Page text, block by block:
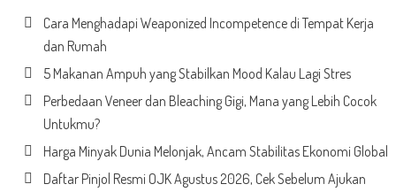
Cara Menghadapi Weaponized Incompetence di Tempat Kerja
dan Rumah
5 Makanan Ampuh yang Stabilkan Mood Kalau Lagi Stres
Perbedaan Veneer dan Bleaching Gigi, Mana yang Lebih Cocok
Untukmu?
Harga Minyak Dunia Melonjak, Ancam Stabilitas Ekonomi Global
Daftar Pinjol Resmi OJK Agustus 2026, Cek Sebelum Ajukan